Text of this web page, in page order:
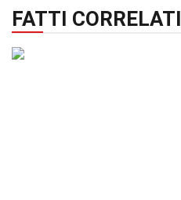
FATTI CORRELATI